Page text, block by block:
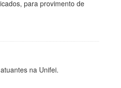
para provimento de
na Unifei.